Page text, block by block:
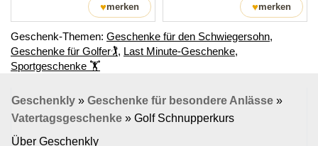
♥merken ♥merken
Geschenk-Themen: Geschenke für den Schwiegersohn,
Geschenke für Golfer🏌️, Last Minute-Geschenke,
Sportgeschenke ‭🏋
Geschenkly » Geschenke für besondere Anlässe »
Vatertagsgeschenke » Golf Schnupperkurs
Über Geschenkly